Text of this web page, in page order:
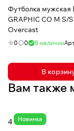
Футболка мужская
GRAPHIC CO M S/S
Overcast
0 0 В наличии
В
Вам также
Новинка
4 050 сом